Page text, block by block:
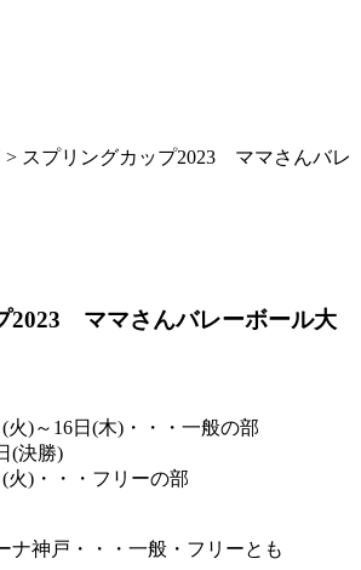
> スプリングカップ2023 ママさんバレ
2023 ママさんバレーボール大
(火)～16日(木)・・・一般の部
勝)
・・・フリーの部
ナ神戸・・・一般・フリーとも